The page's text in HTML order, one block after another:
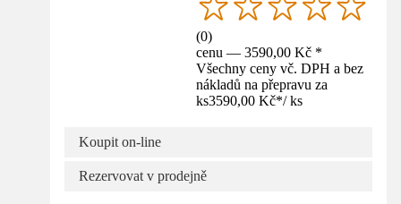
(0)
cenu — 3590,00 Kč *
Všechny ceny vč. DPH a bez
nákladů na přepravu za
ks3590,00 Kč*/ ks
Koupit on-line
Rezervovat v prodejně